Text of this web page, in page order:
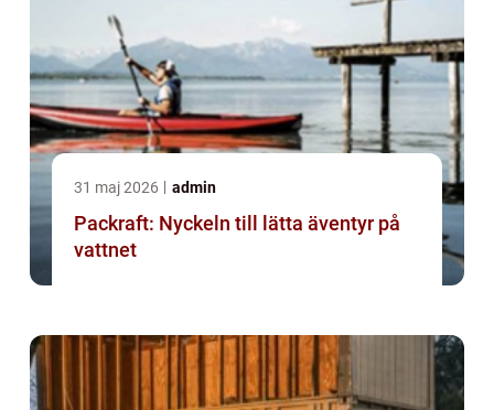
31 maj 2026 admin
Packraft: Nyckeln till lätta äventyr på
vattnet